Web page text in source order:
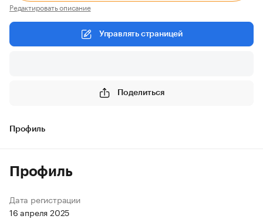
Редактировать описание
Управлять страницей
Поделиться
Профиль
Профиль
Дата регистрации
16 апреля 2025